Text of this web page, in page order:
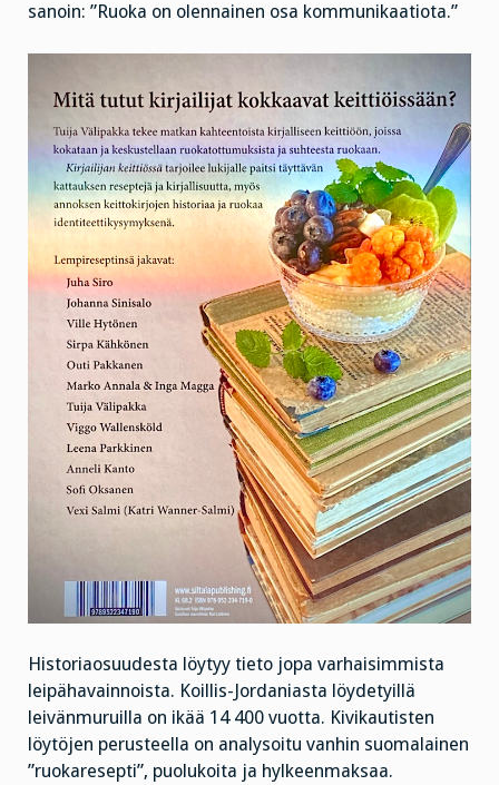
sanoin: ”Ruoka on olennainen osa kommunikaatiota.”
Historiaosuudesta löytyy tieto jopa varhaisimmista
leipähavainnoista. Koillis-Jordaniasta löydetyillä
leivänmuruilla on ikää 14 400 vuotta. Kivikautisten
löytöjen perusteella on analysoitu vanhin suomalainen
”ruokaresepti”, puolukoita ja hylkeenmaksaa.